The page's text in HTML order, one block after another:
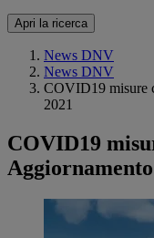
Apri la ricerca
News DNV
News DNV
COVID19 misure
2021
COVID19